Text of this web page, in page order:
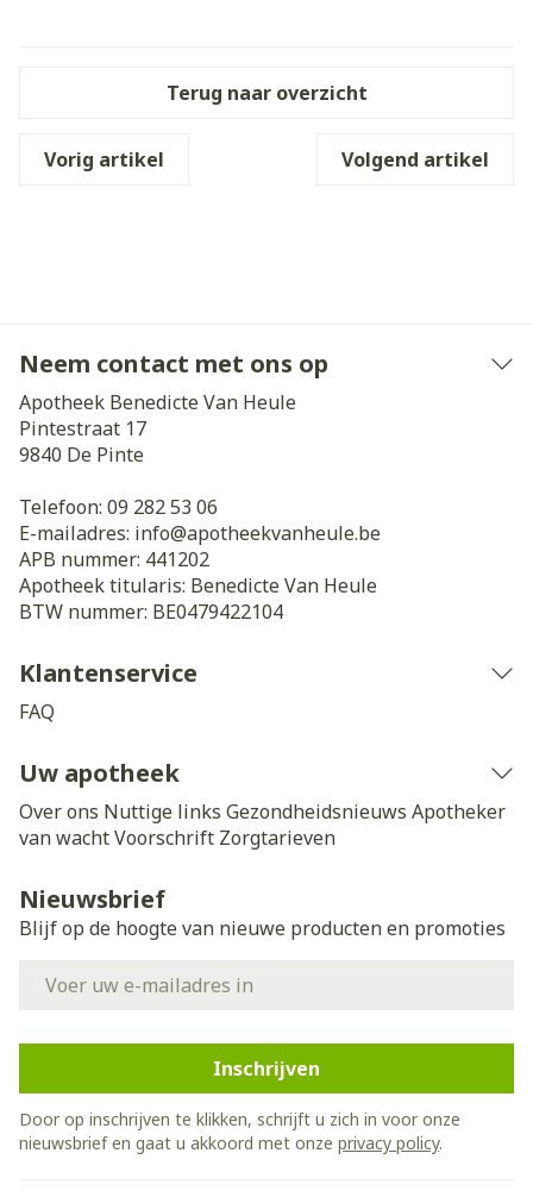
Terug naar overzicht
Vorig artikel Volgend artikel
Neem contact met ons op
Apotheek Benedicte Van Heule
Pintestraat 17
9840 De Pinte
Telefoon: 09 282 53 06
E-mailadres: info@apotheekvanheule.be
APB nummer: 441202
Apotheek titularis: Benedicte Van Heule
BTW nummer: BE0479422104
Klantenservice
FAQ
Uw apotheek
Over ons Nuttige links Gezondheidsnieuws Apotheker
van wachtVoorschrift Zorgtarieven
Nieuwsbrief
Blijf op de hoogte van nieuwe producten en promoties
Inschrijven
Door op inschrijven te klikken, schrijft u zich in voor onze
nieuwsbrief en gaat u akkoord met onze privacy policy.